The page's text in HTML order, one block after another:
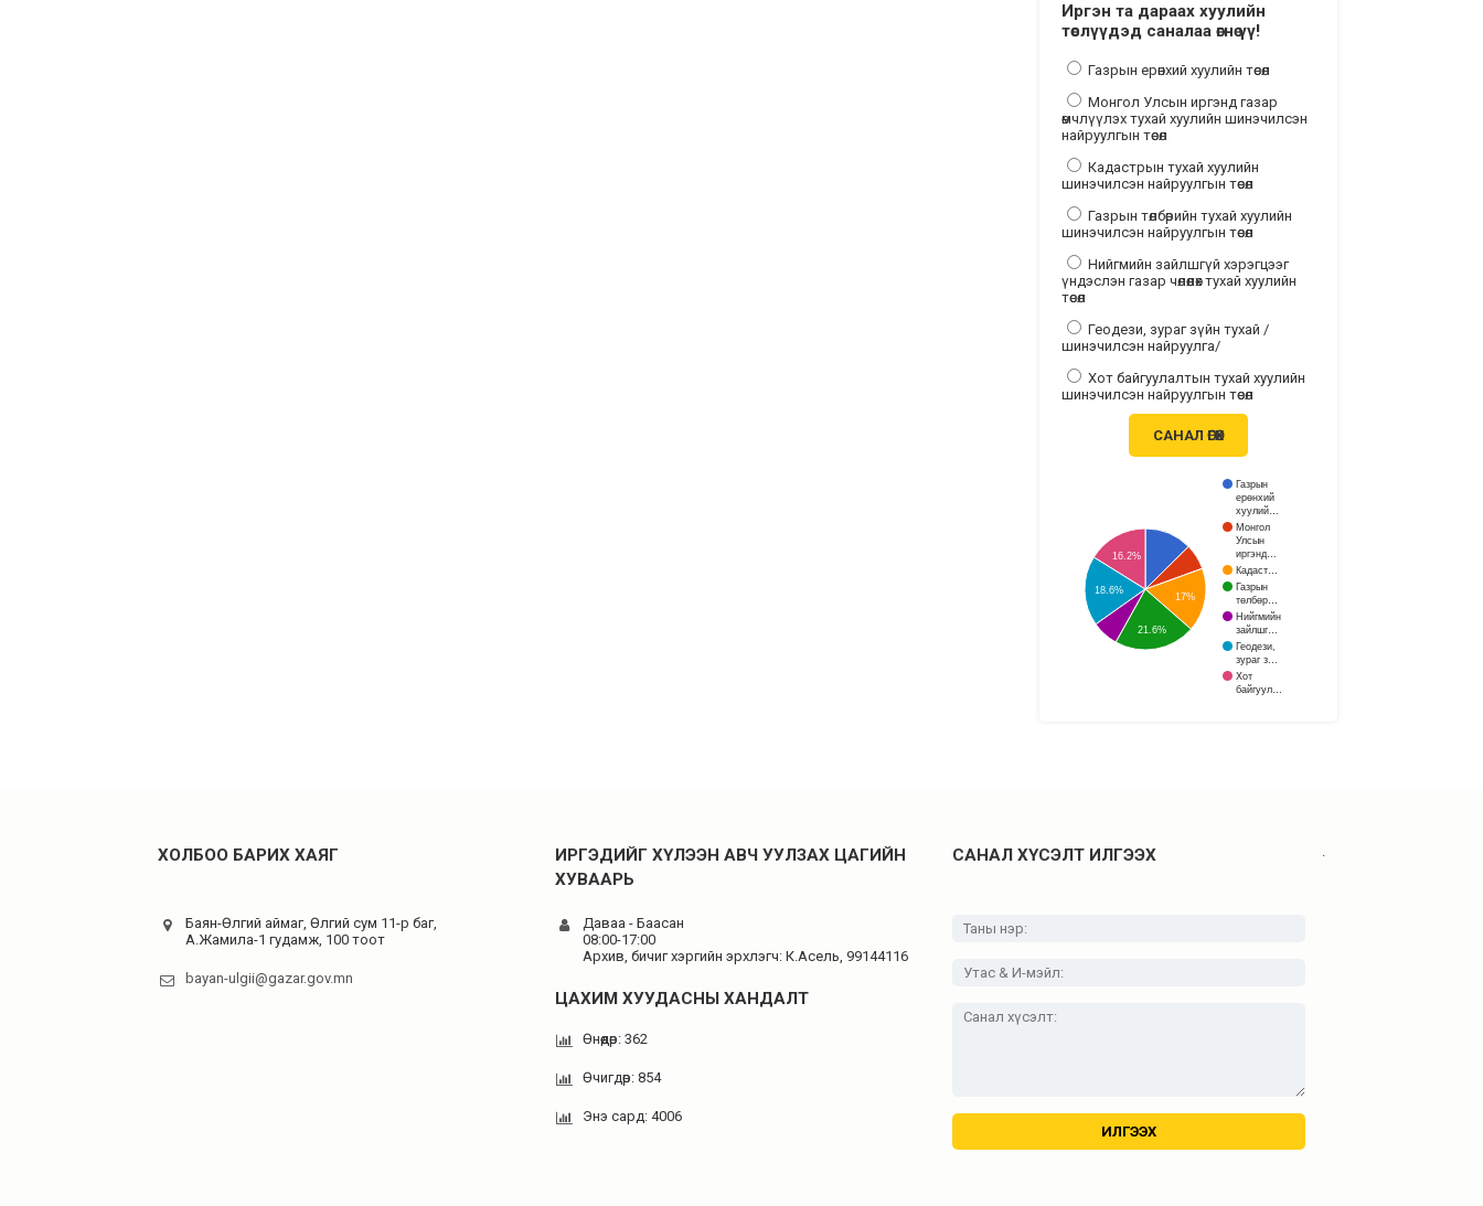
Иргэн та дараах хуулийн
төслүүдэд саналаа өгнө үү!
Газрын ерөнхий хуулийн төсөл
Монгол Улсын иргэнд газар
өмчлүүлэх тухай хуулийн шинэчилсэн
найруулгын төсөл
Кадастрын тухай хуулийн
шинэчилсэн найруулгын төсөл
Газрын төлбөрийн тухай хуулийн
шинэчилсэн найруулгын төсөл
Нийгмийн зайлшгүй хэрэгцээг
үндэслэн газар чөлөөлөх тухай хуулийн
төсөл
Геодези, зураг зүйн тухай /
шинэчилсэн найруулга/
Хот байгуулалтын тухай хуулийн
шинэчилсэн найруулгын төсөл
САНАЛ ӨГӨХ
Газрын
ерөнхий
хуулий…
Монгол
Улсын
иргэнд…
Кадаст…
Газрын
төлбөр…
Нийгмийн
зайлшг…
Геодези,
зураг з…
Хот
байгуул…
17%
16.2%
18.6%
21.6%
ХОЛБОО БАРИХ ХАЯГ
Баян-Өлгий аймаг, Өлгий сум 11-р баг,
А.Жамила-1 гудамж, 100 тоот
bayan-ulgii@gazar.gov.mn
ИРГЭДИЙГ ХҮЛЭЭН АВЧ УУЛЗАХ ЦАГИЙН
ХУВААРЬ
Даваа - Баасан
08:00-17:00
Архив, бичиг хэргийн эрхлэгч: К.Асель, 99144116
ЦАХИМ ХУУДАСНЫ ХАНДАЛТ
Өнөөдөр: 362
Өчигдөр: 854
Энэ сард: 4006
САНАЛ ХҮСЭЛТ ИЛГЭЭХ .